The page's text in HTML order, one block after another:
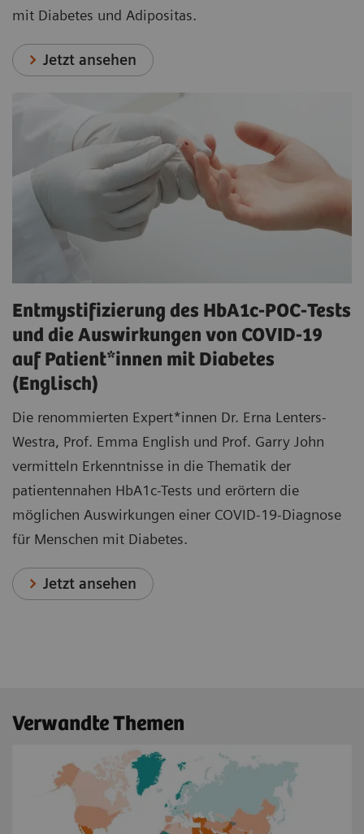
mit Diabetes und Adipositas.
Jetzt ansehen
Entmystifizierung des HbA1c-POC-Tests
und die Auswirkungen von COVID-19
auf Patient*innen mit Diabetes
(Englisch)
Die renommierten Expert*innen Dr. Erna Lenters-
Westra, Prof. Emma English und Prof. Garry John
vermitteln Erkenntnisse in die Thematik der
patientennahen HbA1c-Tests und erörtern die
möglichen Auswirkungen einer COVID-19-Diagnose
für Menschen mit Diabetes.
Jetzt ansehen
Verwandte Themen